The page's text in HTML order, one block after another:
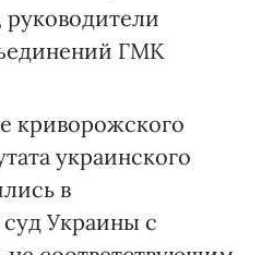
ГМК
криворожского
украинского
в
Украины с